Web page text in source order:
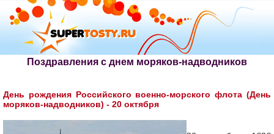
Поздравления с днем моряков-надводников
День рождения Российского военно-морского флота (День
моряков-надводников) - 20 октября